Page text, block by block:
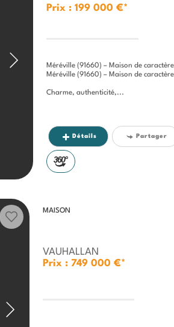
Prix : 199 000 €*
Méréville (91660) – Maison de
Méréville (91660) – Maison de
Charme, authenticité,...
Détails Partager
MAISON
VAUHALLAN
Prix : 749 000 €*